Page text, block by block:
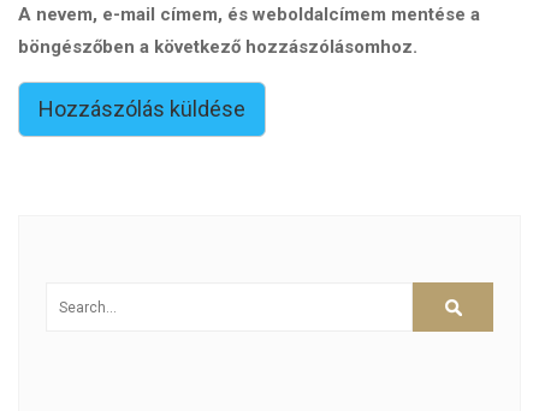
A nevem, e-mail címem, és weboldalcímem mentése a
böngészőben a következő hozzászólásomhoz.